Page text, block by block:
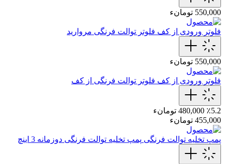
550,000 تومانء
فلوتر ورودی از کف فلوتر توالت فرنگی مروارید
550,000 تومانء
فلوتر ورودی از کف فلوتر توالت فرنگی از کف
٪5.2 480,000 تومانء
455,000 تومانء
پمپ تخلیه توالت فرنگی پمپ تخلیه توالت‌ فرنگی دوزمانه 3 اینچ